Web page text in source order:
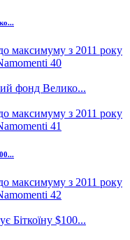
фонд Велико...
Біткоїну $100...